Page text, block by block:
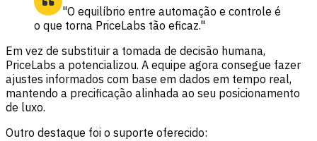
"O equilíbrio entre automação e controle é
o que torna PriceLabs tão eficaz."
Em vez de substituir a tomada de decisão humana,
PriceLabs a potencializou. A equipe agora consegue fazer
ajustes informados com base em dados em tempo real,
mantendo a precificação alinhada ao seu posicionamento
de luxo.
Outro destaque foi o suporte oferecido: